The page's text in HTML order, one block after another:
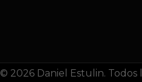
© 2026 Daniel Estulin. Todos